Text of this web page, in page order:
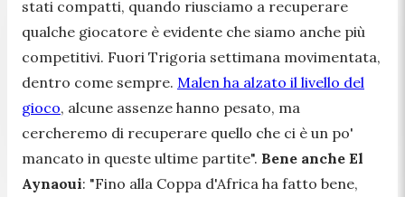
stati compatti, quando riusciamo a recuperare
qualche giocatore è evidente che siamo anche più
competitivi. Fuori Trigoria settimana movimentata,
dentro come sempre. Malen ha alzato il livello del
gioco, alcune assenze hanno pesato, ma
cercheremo di recuperare quello che ci è un po'
mancato in queste ultime partite". Bene anche El
Aynaoui: "Fino alla Coppa d'Africa ha fatto bene,